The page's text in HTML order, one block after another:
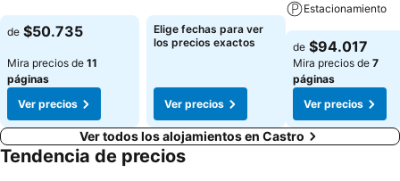
de $50.735
Mira precios de 11
páginas
Ver precios
Elige fechas para ver
los precios exactos
Ver precios
Estacionamiento
de $94.017
Mira precios de 7
páginas
Ver precios
Ver todos los alojamientos en Castro
Tendencia de precios